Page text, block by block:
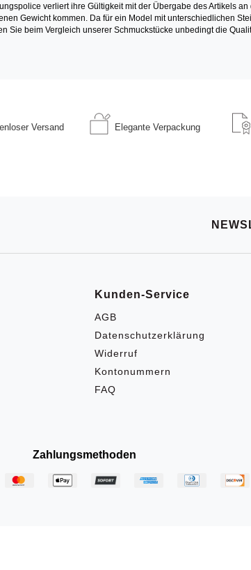
verliert ihre Gültigkeit mit der Übergabe des Artikels
Gewicht kommen. Da für ein Model mit unterschiedlichen
beim Vergleich unserer Schmuckstücke unbedingt die
Versand Elegante Verpackung
Kunden-Service
AGB
Datenschutzerklärung
Widerruf
Kontonummern
FAQ
Zahlungsmethoden